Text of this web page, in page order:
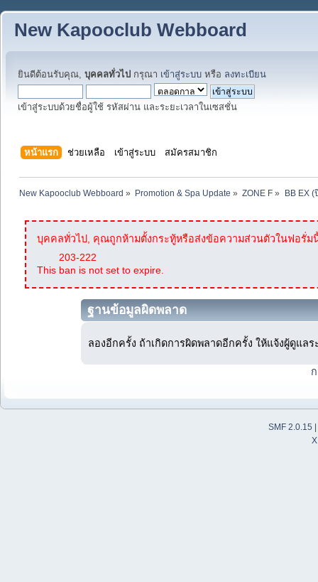
New Kapooclub Webboard
ยินดีต้อนรับคุณ, บุคคลทั่วไป กรุณา เข้าสู่ระบบ หรือ ลงทะเบียน
เข้าสู่ระบบด้วยชื่อผู้ใช้ รหัสผ่าน และระยะเวลาในเซสชั่น
หน้าแรก ช่วยเหลือ เข้าสู่ระบบ สมัครสมาชิก
New Kapooclub Webboard » Promotion & Spa Update » ZONE F » BB EX
บุคคลทั่วไป, คุณถูกห้ามตั้งกระทู้หรือส่งข้อความส่วนตัวในฟอรั่ม
203-222
This ban is not set to expire.
ฐานข้อมูลผิดพลาด
ลองอีกครั้ง ถ้าเกิดการผิดพลาดอีกครั้ง ให้แจ้งผู้ดูแลร
SMF 2.0.15